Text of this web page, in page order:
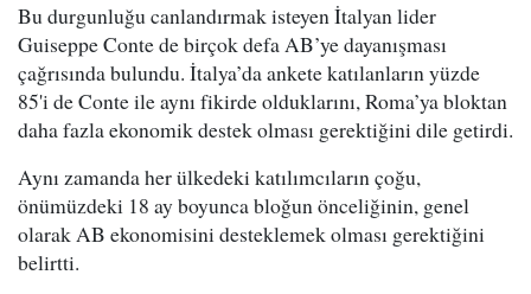
Bu durgunluğu canlandırmak isteyen İtalyan lider
Guiseppe Conte de birçok defa AB’ye dayanışması
çağrısında bulundu. İtalya’da ankete katılanların yüzde
85'i de Conte ile aynı fikirde olduklarını, Roma’ya bloktan
daha fazla ekonomik destek olması gerektiğini dile getirdi.
Aynı zamanda her ülkedeki katılımcıların çoğu,
önümüzdeki 18 ay boyunca bloğun önceliğinin, genel
olarak AB ekonomisini desteklemek olması gerektiğini
belirtti.